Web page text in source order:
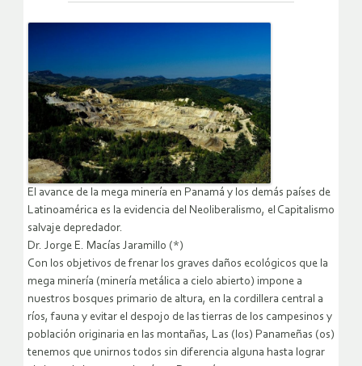
El avance de la mega minería en Panamá y los demás países de
Latinoamérica es la evidencia del Neoliberalismo, el Capitalismo
salvaje depredador.
Dr. Jorge E. Macías Jaramillo (*)
Con los objetivos de frenar los graves daños ecológicos que la
mega minería (minería metálica a cielo abierto) impone a
nuestros bosques primario de altura, en la cordillera central a
ríos, fauna y evitar el despojo de las tierras de los campesinos y
población originaria en las montañas, Las (los) Panameñas (os)
tenemos que unirnos todos sin diferencia alguna hasta lograr